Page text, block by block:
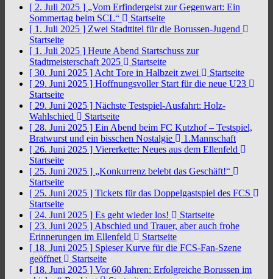
[ 2. Juli 2025 ] „Vom Erfindergeist zur Gegenwart: Ein
Sommertag beim SCL“
Startseite
[ 1. Juli 2025 ] Zwei Stadttitel für die Borussen-Jugend
Startseite
[ 1. Juli 2025 ] Heute Abend Startschuss zur
Stadtmeisterschaft 2025
Startseite
[ 30. Juni 2025 ] Acht Tore in Halbzeit zwei
Startseite
[ 29. Juni 2025 ] Hoffnungsvoller Start für die neue U23
Startseite
[ 29. Juni 2025 ] Nächste Testspiel-Ausfahrt: Holz-
Wahlschied
Startseite
[ 28. Juni 2025 ] Ein Abend beim FC Kutzhof – Testspiel,
Bratwurst und ein bisschen Nostalgie
1.Mannschaft
[ 26. Juni 2025 ] Viererkette: Neues aus dem Ellenfeld
Startseite
[ 25. Juni 2025 ] „Konkurrenz belebt das Geschäft!“
Startseite
[ 25. Juni 2025 ] Tickets für das Doppelgastspiel des FCS
Startseite
[ 24. Juni 2025 ] Es geht wieder los!
Startseite
[ 23. Juni 2025 ] Abschied und Trauer, aber auch frohe
Erinnerungen im Ellenfeld
Startseite
[ 18. Juni 2025 ] Spieser Kurve für die FCS-Fan-Szene
geöffnet
Startseite
[ 18. Juni 2025 ] Vor 60 Jahren: Erfolgreiche Borussen im